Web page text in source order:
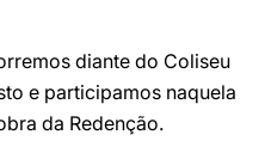
diante do Coliseu
e participamos naquela
da Redenção.